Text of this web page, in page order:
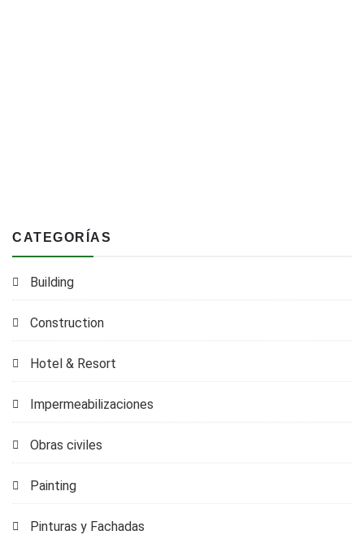
CATEGORÍAS
Building
Construction
Hotel & Resort
Impermeabilizaciones
Obras civiles
Painting
Pinturas y Fachadas